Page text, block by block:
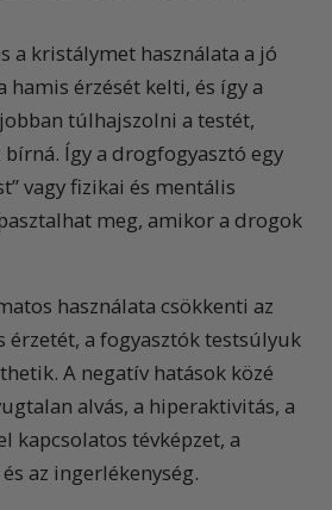
a kristálymet használata a jó
hamis érzését kelti, és így a
túlhajszolni a testét,
Így a drogfogyasztó egy
vagy fizikai és mentális
meg, amikor a drogok
használata csökkenti az
érzetét, a fogyasztók testsúlyuk
A negatív hatások közé
alvás, a hiperaktivitás, a
kapcsolatos tévképzet, a
az ingerlékenység.